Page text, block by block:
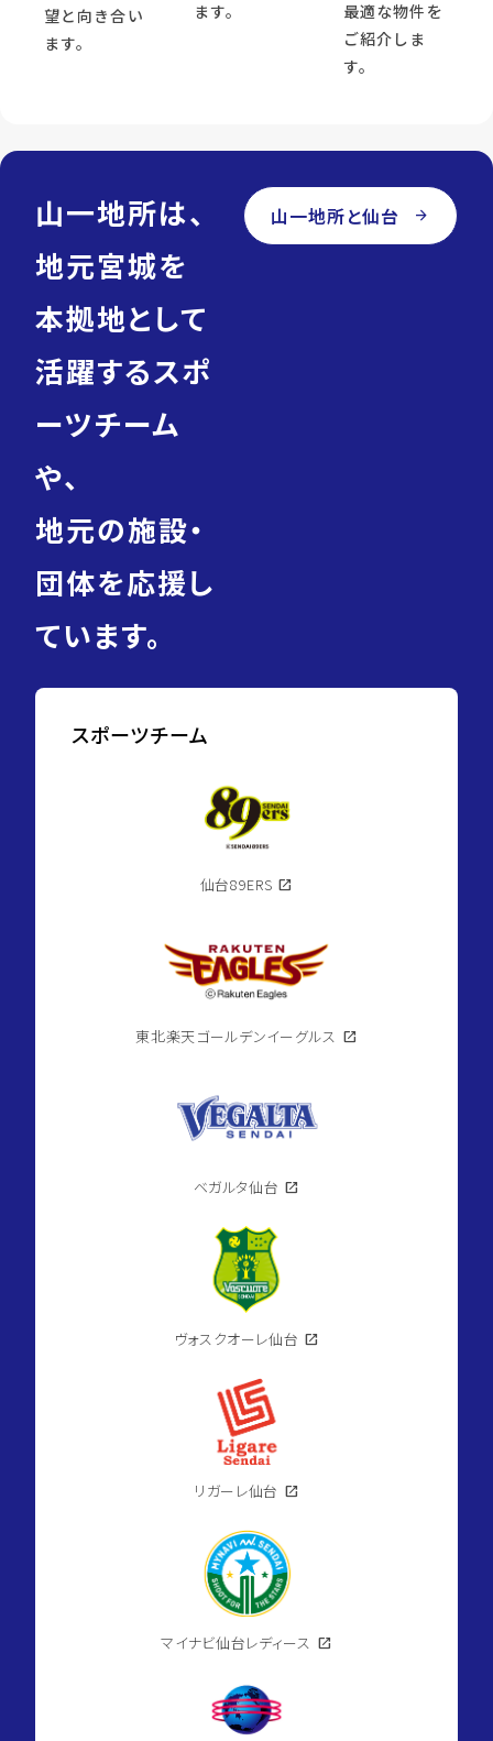
望と向き合い
ます。
ます。
最適な物件を
ご紹介しま
す。
山一地所は、
地元宮城を
本拠地として
活躍するスポ
ーツチーム
や、
地元の施設・
団体を応援し
ています。
山一地所と仙台 arrow_forward
スポーツチーム
仙台89ERS open_in_new
東北楽天ゴールデンイーグルス open_in_new
ベガルタ仙台 open_in_new
ヴォスクオーレ仙台 open_in_new
リガーレ仙台 open_in_new
マイナビ仙台レディース open_in_new